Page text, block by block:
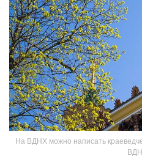
На ВДНХ можно написать